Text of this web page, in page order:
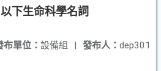
下生命科學名詞
發布人： dep301
布單位： 設備組 |